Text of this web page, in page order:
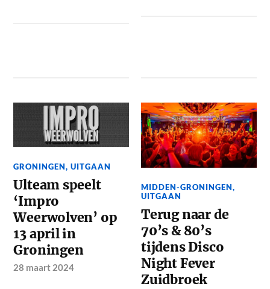
GRONINGEN,UITGAAN
Ulteam speelt
‘Impro
Weerwolven’ op
13 april in
Groningen
28 maart 2024
MIDDEN-GRONINGEN,
UITGAAN
Terug naar de
70’s & 80’s
tijdens Disco
Night Fever
Zuidbroek